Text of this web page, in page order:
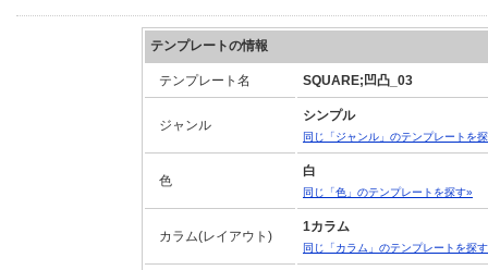
テンプレートの情報
テンプレート名 SQUARE;凹凸_03
ジャンル
シンプル
同じ「ジャンル」のテンプレートを
色
白
同じ「色」のテンプレートを探す»
カラム(レイアウト)
1カラム
同じ「カラム」のテンプレートを探